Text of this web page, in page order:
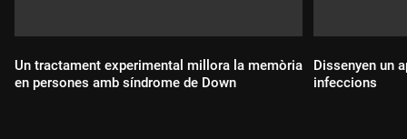
Un tractament experimental millora la memòria
en persones amb síndrome de Down
Dissenyen un
infeccions